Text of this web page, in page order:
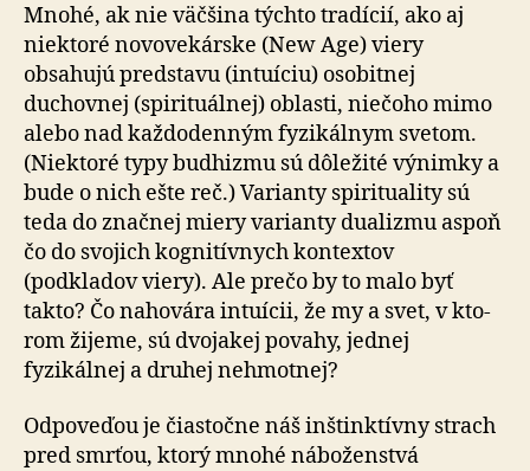
Mnohé, ak nie väčšina týchto tradícií, ako aj
niektoré novovekárske (New Age) viery
obsahujú predstavu (intuíciu) osobitnej
duchovnej (spirituálnej) oblasti, niečoho mimo
alebo nad každodenným fyzikálnym svetom.
(Niektoré typy budhizmu sú dôležité výnimky a
bude o nich ešte reč.) Varianty spirituality sú
teda do značnej miery varianty dualizmu aspoň
čo do svojich kognitívnych kontextov
(podkladov viery). Ale prečo by to malo byť
takto? Čo nahovára intuícii, že my a svet, v kto­
rom žijeme, sú dvojakej povahy, jednej
fyzikálnej a druhej nehmotnej?
Odpoveďou je čiastočne náš inštinktívny strach
pred smrťou, ktorý mnohé náboženstvá